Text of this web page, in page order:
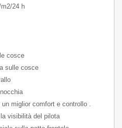
24 h
cosce
sulle cosce
miglior comfort e controllo .
visibilità del pilota